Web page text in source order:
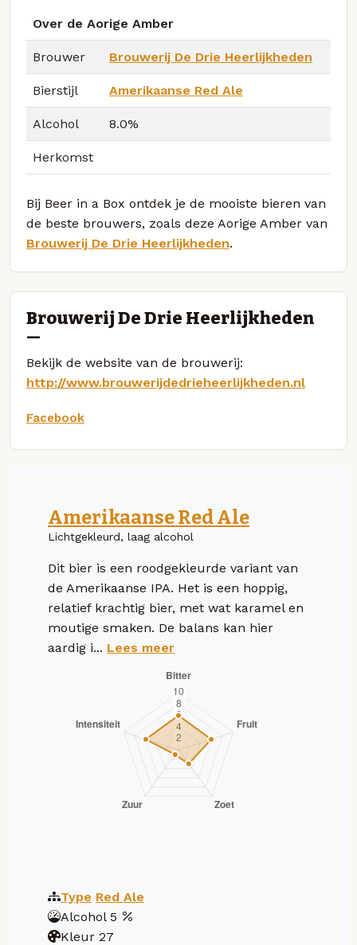
Over de Aorige Amber
Brouwer Brouwerij De Drie Heerlijkheden
Bierstijl Amerikaanse Red Ale
Alcohol 8.0%
Herkomst
Bij Beer in a Box ontdek je de mooiste bieren van
de beste brouwers, zoals deze Aorige Amber van
Brouwerij De Drie Heerlijkheden.
Brouwerij De Drie Heerlijkheden
—
Bekijk de website van de brouwerij:
http://www.brouwerijdedrieheerlijkheden.nl
Facebook
Amerikaanse Red Ale
Lichtgekleurd, laag alcohol
Dit bier is een roodgekleurde variant van
de Amerikaanse IPA. Het is een hoppig,
relatief krachtig bier, met wat karamel en
moutige smaken. De balans kan hier
aardig i... Lees meer
Type Red Ale
Alcohol 5
Kleur 27